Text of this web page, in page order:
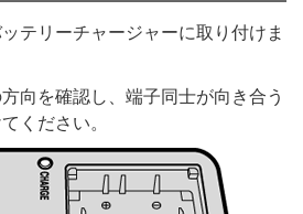
テリーチャージャーに取り付けま
向を確認し、端子同士が向き合う
ください。